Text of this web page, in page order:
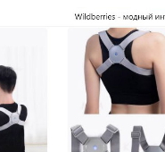
83 года